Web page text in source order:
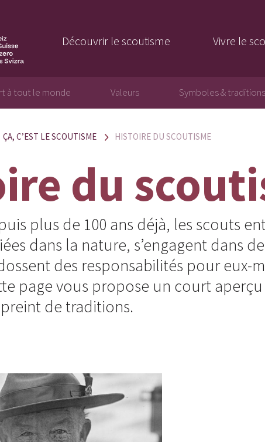
Découvrir le scoutisme Vivre le
à tout le monde Valeurs Symboles & traditions
ÇA, C’EST LE SCOUTISME HISTOIRE DU SCOUTISME
du
plus de 100 ans déjà, les scouts
dans la nature, s’engagent dans
des responsabilités pour eux-
page vous propose un court
de traditions.